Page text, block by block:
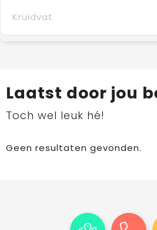
Kruidvat
Laatst door jou
Toch wel leuk hé!
Geen resultaten gevonden.